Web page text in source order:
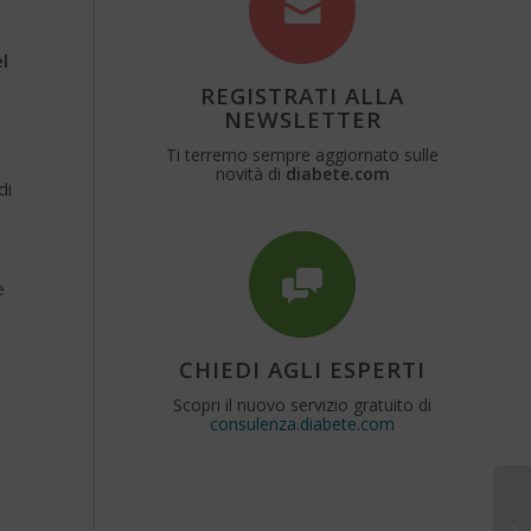
REGISTRATI ALLA
NEWSLETTER
Ti terremo sempre aggiornato sulle
novità di diabete.com
CHIEDI AGLI ESPERTI
Scopri il nuovo servizio gratuito di
consulenza.diabete.com